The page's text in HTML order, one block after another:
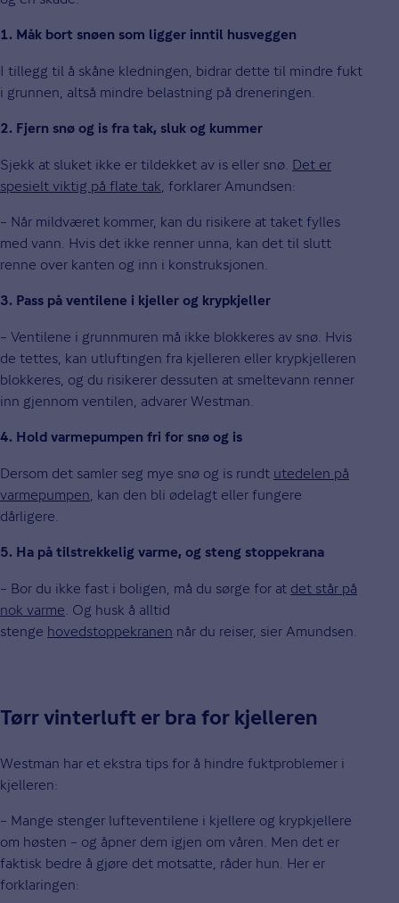
1. Måk bort snøen som ligger inntil husveggen
I tillegg til å skåne kledningen, bidrar dette til mindre fukt
i grunnen, altså mindre belastning på dreneringen.
2. Fjern snø og is fra tak, sluk og kummer
Sjekk at sluket ikke er tildekket av is eller snø. Det er
spesielt viktig på flate tak, forklarer Amundsen:
– Når mildværet kommer, kan du risikere at taket fylles
med vann. Hvis det ikke renner unna, kan det til slutt
renne over kanten og inn i konstruksjonen.
3. Pass på ventilene i kjeller og krypkjeller
– Ventilene i grunnmuren må ikke blokkeres av snø. Hvis
de tettes, kan utluftingen fra kjelleren eller krypkjelleren
blokkeres, og du risikerer dessuten at smeltevann renner
inn gjennom ventilen, advarer Westman.
4. Hold varmepumpen fri for snø og is
Dersom det samler seg mye snø og is rundt utedelen på
varmepumpen, kan den bli ødelagt eller fungere
dårligere.
5. Ha på tilstrekkelig varme, og steng stoppekrana
– Bor du ikke fast i boligen, må du sørge for at det står på
nok varme. Og husk å alltid
stenge hovedstoppekranen når du reiser, sier Amundsen.
Tørr vinterluft er bra for kjelleren
Westman har et ekstra tips for å hindre fuktproblemer i
kjelleren:
– Mange stenger lufteventilene i kjellere og krypkjellere
om høsten – og åpner dem igjen om våren. Men det er
faktisk bedre å gjøre det motsatte, råder hun. Her er
forklaringen: